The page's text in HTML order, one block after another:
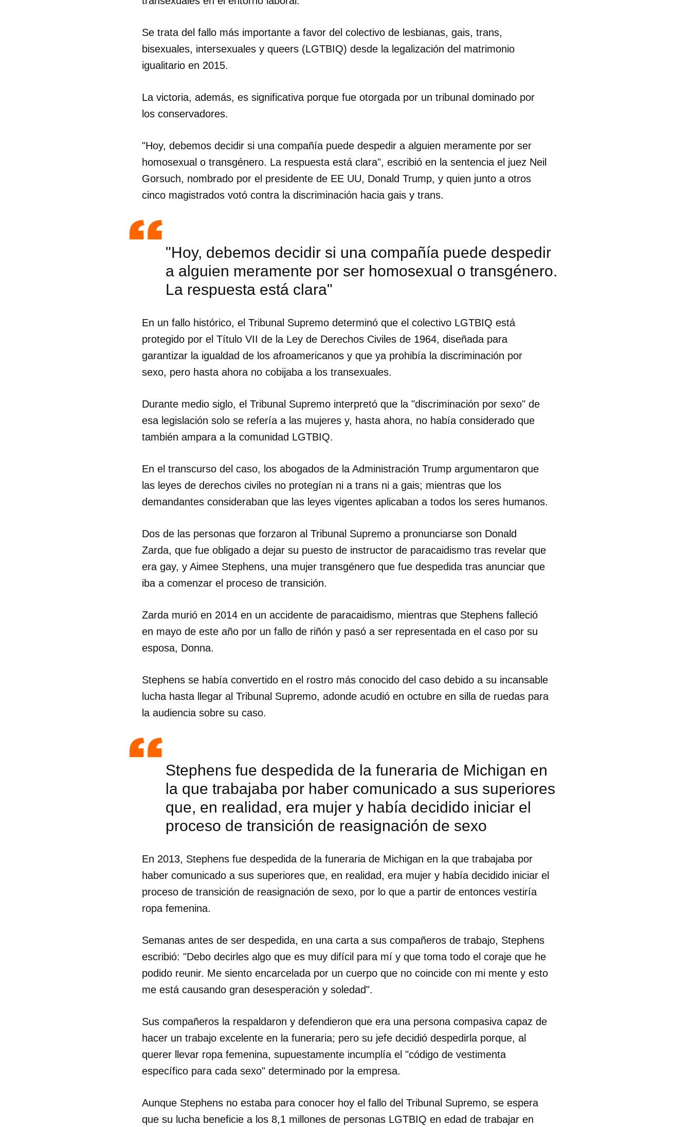
Guardar como favorito
Para poder guardar como favorito, primero has de iniciar sesión con tu
Se trata del fallo más importante a favor del colectivo de lesbianas, gais, trans,
bisexuales, intersexuales y queers (LGTBIQ) desde la legalización del matrimonio
igualitario en 2015.
La victoria, además, es significativa porque fue otorgada por un tribunal dominado por
los conservadores.
"Hoy, debemos decidir si una compañía puede despedir a alguien meramente por ser
homosexual o transgénero. La respuesta está clara", escribió en la sentencia el juez Neil
Gorsuch, nombrado por el presidente de EE UU, Donald Trump, y quien junto a otros
cinco magistrados votó contra la discriminación hacia gais y trans.
"Hoy, debemos decidir si una compañía puede despedir
a alguien meramente por ser homosexual o transgénero.
La respuesta está clara"
En un fallo histórico, el Tribunal Supremo determinó que el colectivo LGTBIQ está
protegido por el Título VII de la Ley de Derechos Civiles de 1964, diseñada para
garantizar la igualdad de los afroamericanos y que ya prohibía la discriminación por
sexo, pero hasta ahora no cobijaba a los transexuales.
Durante medio siglo, el Tribunal Supremo interpretó que la "discriminación por sexo" de
esa legislación solo se refería a las mujeres y, hasta ahora, no había considerado que
también ampara a la comunidad LGTBIQ.
En el transcurso del caso, los abogados de la Administración Trump argumentaron que
las leyes de derechos civiles no protegían ni a trans ni a gais; mientras que los
demandantes consideraban que las leyes vigentes aplicaban a todos los seres humanos.
Dos de las personas que forzaron al Tribunal Supremo a pronunciarse son Donald
Zarda, que fue obligado a dejar su puesto de instructor de paracaidismo tras revelar que
era gay, y Aimee Stephens, una mujer transgénero que fue despedida tras anunciar que
iba a comenzar el proceso de transición.
Zarda murió en 2014 en un accidente de paracaidismo, mientras que Stephens falleció
en mayo de este año por un fallo de riñón y pasó a ser representada en el caso por su
esposa, Donna.
Stephens se había convertido en el rostro más conocido del caso debido a su incansable
lucha hasta llegar al Tribunal Supremo, adonde acudió en octubre en silla de ruedas para
la audiencia sobre su caso.
Stephens fue despedida de la funeraria de Michigan en
la que trabajaba por haber comunicado a sus superiores
que, en realidad, era mujer y había decidido iniciar el
proceso de transición de reasignación de sexo
En 2013, Stephens fue despedida de la funeraria de Michigan en la que trabajaba por
haber comunicado a sus superiores que, en realidad, era mujer y había decidido iniciar el
proceso de transición de reasignación de sexo, por lo que a partir de entonces vestiría
ropa femenina.
Semanas antes de ser despedida, en una carta a sus compañeros de trabajo, Stephens
escribió: "Debo decirles algo que es muy difícil para mí y que toma todo el coraje que he
podido reunir. Me siento encarcelada por un cuerpo que no coincide con mi mente y esto
me está causando gran desesperación y soledad".
Sus compañeros la respaldaron y defendieron que era una persona compasiva capaz de
hacer un trabajo excelente en la funeraria; pero su jefe decidió despedirla porque, al
querer llevar ropa femenina, supuestamente incumplía el "código de vestimenta
específico para cada sexo" determinado por la empresa.
Aunque Stephens no estaba para conocer hoy el fallo del Tribunal Supremo, se espera
que su lucha beneficie a los 8,1 millones de personas LGTBIQ en edad de trabajar en